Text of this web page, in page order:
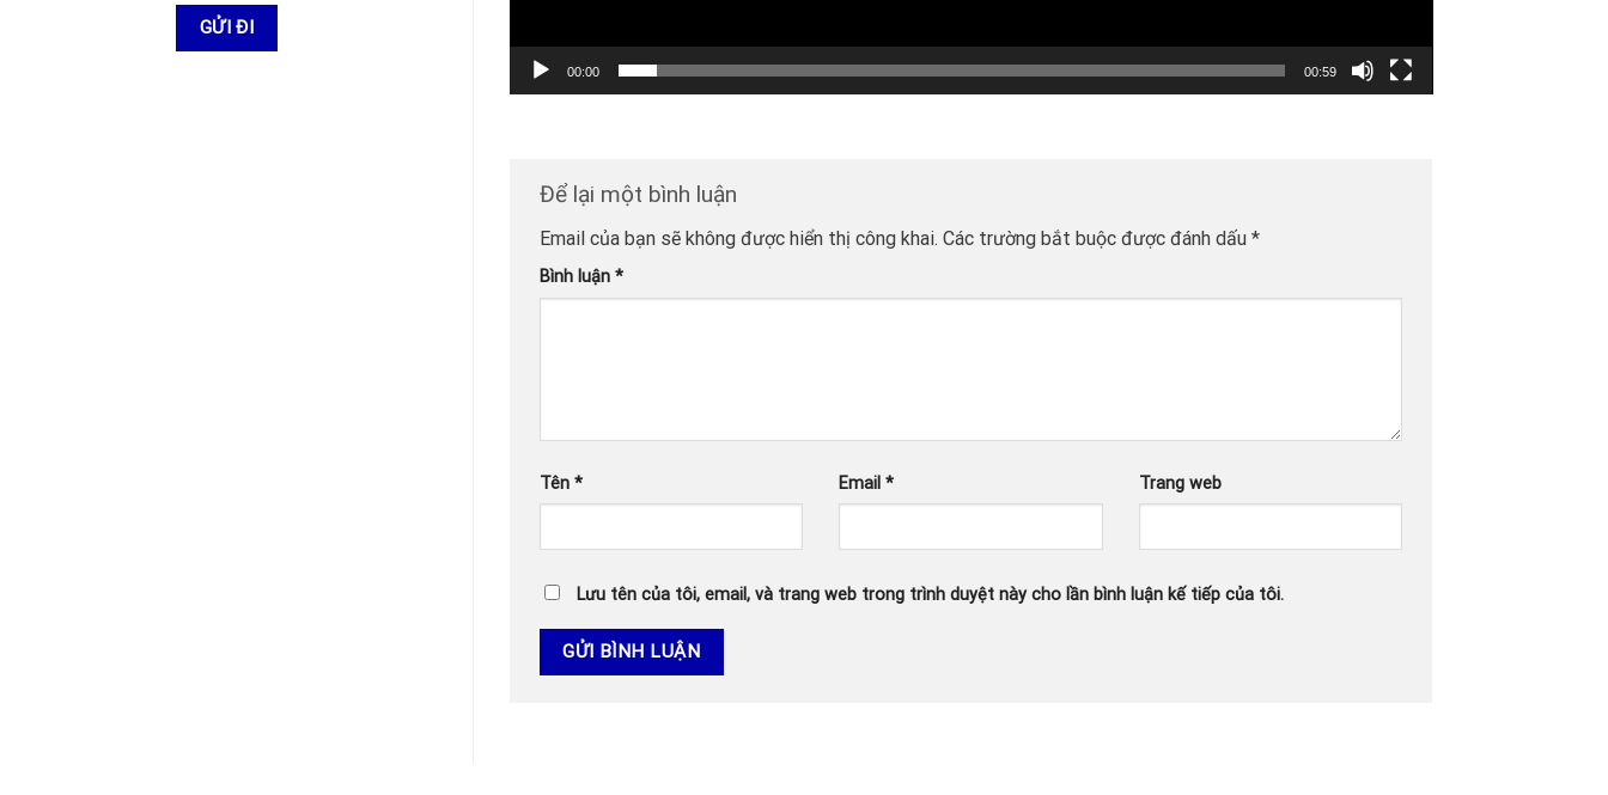
00:00 00:59
Để lại một bình luận
Email của bạn sẽ không được hiển thị công khai. Các trường bắt buộc được đánh dấu *
Bình luận *
Tên * Email * Trang web
Lưu tên của tôi, email, và trang web trong trình duyệt này cho lần bình luận kế tiếp của tôi.